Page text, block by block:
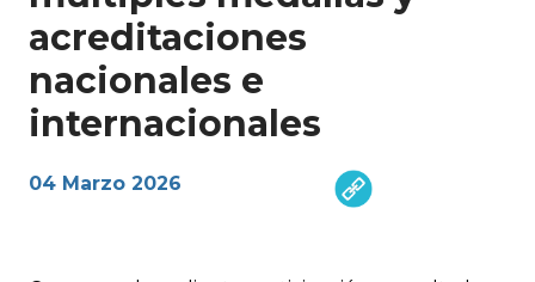
acreditaciones
nacionales e
internacionales
04 Marzo 2026